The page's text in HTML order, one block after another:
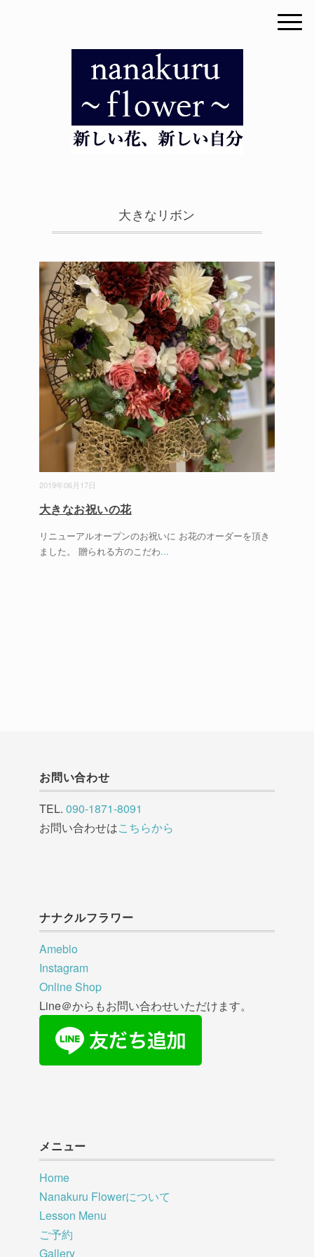
大きなリボン
2019年06月17日
大きなお祝いの花
リニューアルオープンのお祝いに お花のオーダーを頂き
ました。 贈られる方のこだわ...
お問い合わせ
TEL. 090-1871-8091
お問い合わせはこちらから
ナナクルフラワー
Ameblo
Instagram
Online Shop
Line＠からもお問い合わせいただけます。
メニュー
Home
Nanakuru Flowerについて
Lesson Menu
ご予約
Gallery